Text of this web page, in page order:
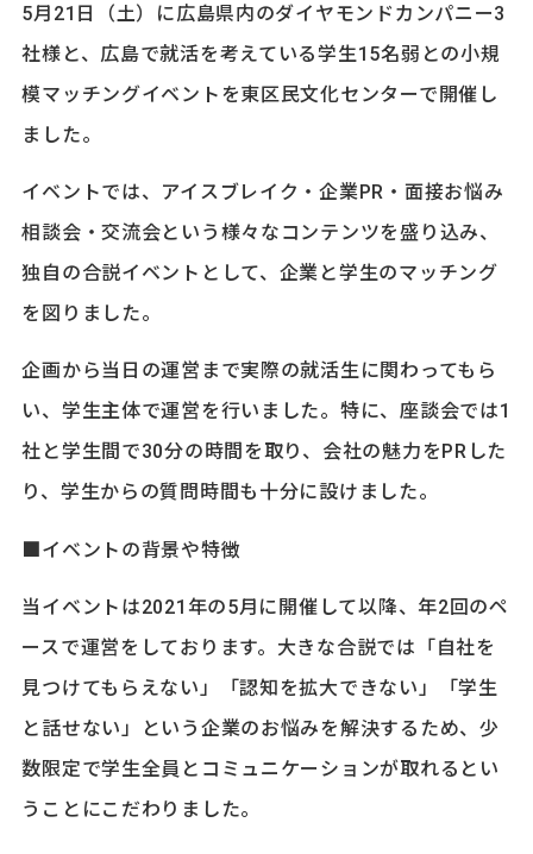
5月21日（土）に広島県内のダイヤモンドカンパニー3
社様と、広島で就活を考えている学生15名弱との小規
模マッチングイベントを東区民文化センターで開催し
ました。
イベントでは、アイスブレイク・企業PR・面接お悩み
相談会・交流会という様々なコンテンツを盛り込み、
独自の合説イベントとして、企業と学生のマッチング
を図りました。
企画から当日の運営まで実際の就活生に関わってもら
い、学生主体で運営を行いました。特に、座談会では1
社と学生間で30分の時間を取り、会社の魅力をPRした
り、学生からの質問時間も十分に設けました。
■イベントの背景や特徴
当イベントは2021年の5月に開催して以降、年2回のペ
ースで運営をしております。大きな合説では「自社を
見つけてもらえない」「認知を拡大できない」「学生
と話せない」という企業のお悩みを解決するため、少
数限定で学生全員とコミュニケーションが取れるとい
うことにこだわりました。